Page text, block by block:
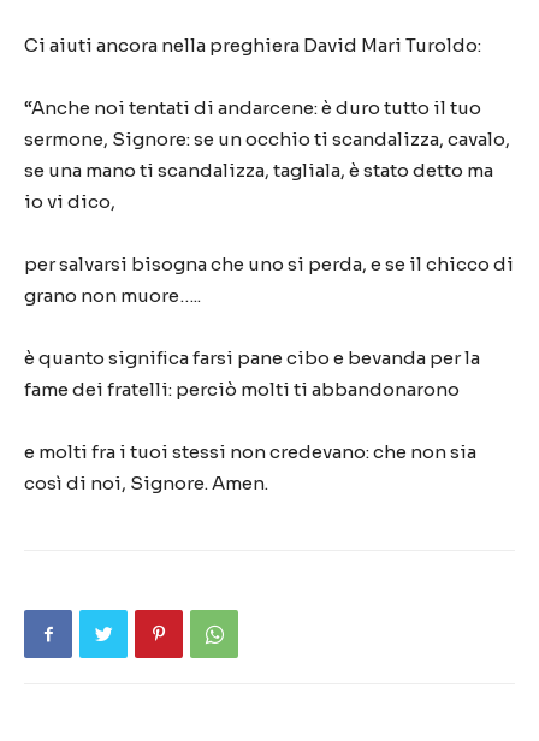
Ci aiuti ancora nella preghiera David Mari Turoldo:
“Anche noi tentati di andarcene: è duro tutto il tuo
sermone, Signore: se un occhio ti scandalizza, cavalo,
se una mano ti scandalizza, tagliala, è stato detto ma
io vi dico,
per salvarsi bisogna che uno si perda, e se il chicco di
grano non muore…..
è quanto significa farsi pane cibo e bevanda per la
fame dei fratelli: perciò molti ti abbandonarono
e molti fra i tuoi stessi non credevano: che non sia
così di noi, Signore. Amen.